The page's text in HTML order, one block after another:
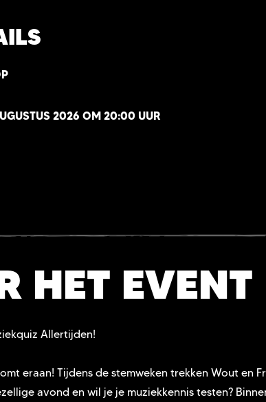
2026 OM 20:00 UUR
HET EVENT
Allertijden!
eraan! Tijdens de stemweken trekken Wout en
avond en wil je je muziekkennis testen?